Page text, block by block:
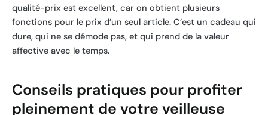
qualité-prix est excellent, car on obtient plusieurs
fonctions pour le prix d’un seul article. C’est un cadeau qui
dure, qui ne se démode pas, et qui prend de la valeur
affective avec le temps.
Conseils pratiques pour profiter
pleinement de votre veilleuse